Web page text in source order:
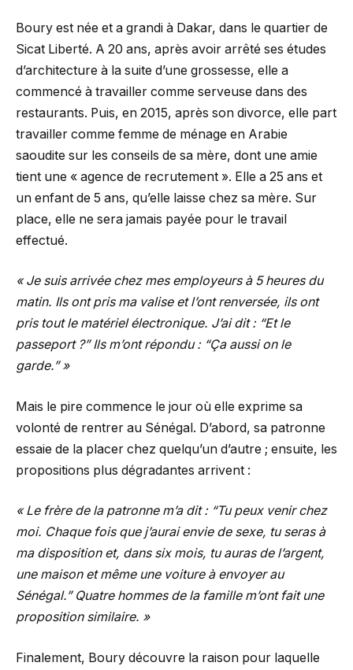
Boury est née et a grandi à Dakar, dans le quartier de
Sicat Liberté. A 20 ans, après avoir arrêté ses études
d’architecture à la suite d’une grossesse, elle a
commencé à travailler comme serveuse dans des
restaurants. Puis, en 2015, après son divorce, elle part
travailler comme femme de ménage en Arabie
saoudite sur les conseils de sa mère, dont une amie
tient une « agence de recrutement ». Elle a 25 ans et
un enfant de 5 ans, qu’elle laisse chez sa mère. Sur
place, elle ne sera jamais payée pour le travail
effectué.
« Je suis arrivée chez mes employeurs à 5 heures du
matin. Ils ont pris ma valise et l’ont renversée, ils ont
pris tout le matériel électronique. J’ai dit : “Et le
passeport ?” Ils m’ont répondu : “Ça aussi on le
garde.” »
Mais le pire commence le jour où elle exprime sa
volonté de rentrer au Sénégal. D’abord, sa patronne
essaie de la placer chez quelqu’un d’autre ; ensuite, les
propositions plus dégradantes arrivent :
« Le frère de la patronne m’a dit : “Tu peux venir chez
moi. Chaque fois que j’aurai envie de sexe, tu seras à
ma disposition et, dans six mois, tu auras de l’argent,
une maison et même une voiture à envoyer au
Sénégal.” Quatre hommes de la famille m’ont fait une
proposition similaire. »
Finalement, Boury découvre la raison pour laquelle